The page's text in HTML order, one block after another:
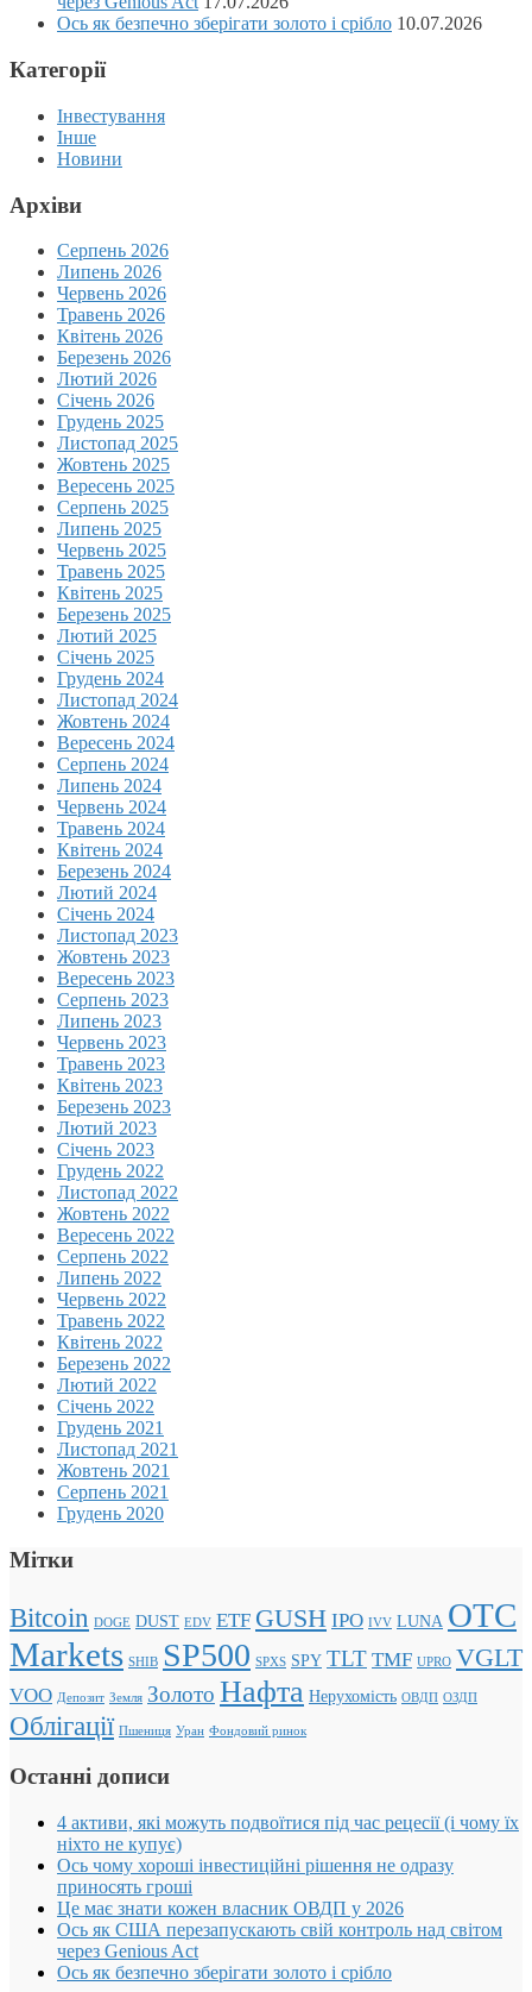
Ось як безпечно зберігати золото і срібло 10.07.2026
Категорії
Інвестування
Інше
Новини
Архіви
Серпень 2026
Липень 2026
Червень 2026
Травень 2026
Квітень 2026
Березень 2026
Лютий 2026
Січень 2026
Грудень 2025
Листопад 2025
Жовтень 2025
Вересень 2025
Серпень 2025
Липень 2025
Червень 2025
Травень 2025
Квітень 2025
Березень 2025
Лютий 2025
Січень 2025
Грудень 2024
Листопад 2024
Жовтень 2024
Вересень 2024
Серпень 2024
Липень 2024
Червень 2024
Травень 2024
Квітень 2024
Березень 2024
Лютий 2024
Січень 2024
Листопад 2023
Жовтень 2023
Вересень 2023
Серпень 2023
Липень 2023
Червень 2023
Травень 2023
Квітень 2023
Березень 2023
Лютий 2023
Січень 2023
Грудень 2022
Листопад 2022
Жовтень 2022
Вересень 2022
Серпень 2022
Липень 2022
Червень 2022
Травень 2022
Квітень 2022
Березень 2022
Лютий 2022
Січень 2022
Грудень 2021
Листопад 2021
Жовтень 2021
Серпень 2021
Грудень 2020
Мітки
Bitcoin DOGE DUST EDV ETF GUSH IPO IVV LUNA OTC
Markets SHIB SP500 SPXS SPY TLT TMF UPRO VGLT
VOO Депозит Земля Золото Нафта Нерухомість ОВДП ОЗДП
Облігації Пшениця Уран Фондовий ринок
Останні дописи
4 активи, які можуть подвоїтися під час рецесії (і чому їх
ніхто не купує)
Ось чому хороші інвестиційні рішення не одразу
приносять гроші
Це має знати кожен власник ОВДП у 2026
Ось як США перезапускають свій контроль над світом
через Genious Act
Ось як безпечно зберігати золото і срібло